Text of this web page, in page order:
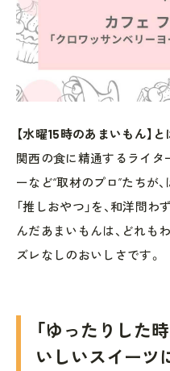
【水曜15時のあまいもん】と
関西の食に精通するライタ
ーなど“取材のプロ”たちが
「推しおやつ」を、和洋問
んだあまいもんは、どれも
ズレなしのおいしさです。
「ゆったりした
いしいスイーツ